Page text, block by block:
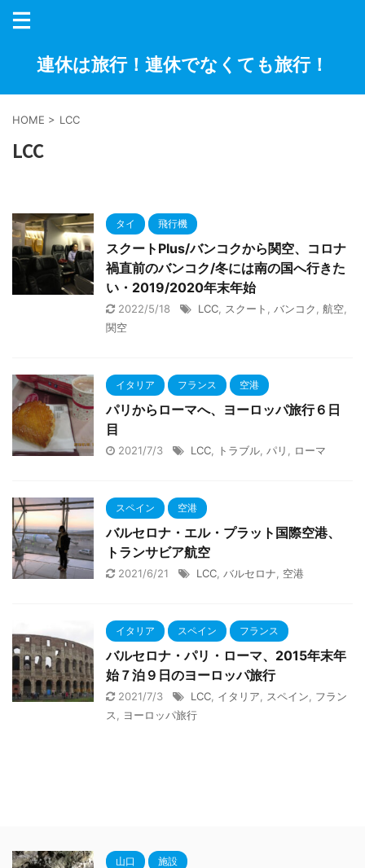
連休は旅行！連休でなくても旅行！
HOME > LCC
LCC
タイ 飛行機
スクートPlus/バンコクから関空、コロナ
禍直前のバンコク/冬には南の国へ行きた
い・2019/2020年末年始
2022/5/18 LCC スクート バンコク 航空
関空
イタリア フランス 空港
パリからローマへ、ヨーロッパ旅行６日
目
2021/7/3 LCC トラブル パリ ローマ
スペイン 空港
バルセロナ・エル・プラット国際空港、
トランサビア航空
2021/6/21 LCC バルセロナ 空港
イタリア スペイン フランス
バルセロナ・パリ・ローマ、2015年末年
始７泊９日のヨーロッパ旅行
2021/7/3 LCC イタリア スペイン
フラン
ス
ヨーロッパ旅行
山口 施設